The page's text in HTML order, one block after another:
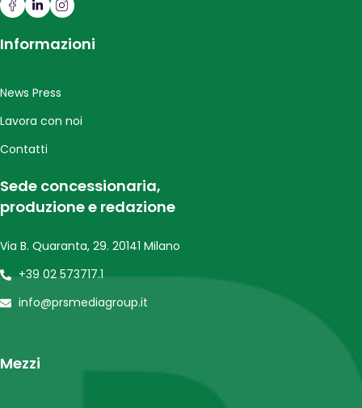
Mezzi
Informazioni
News Press
Lavora con noi
Contatti
Sede concessionaria,
produzione e redazione
Via B. Quaranta, 29. 20141 Milano
+39 02 573717.1
info@prsmediagroup.it